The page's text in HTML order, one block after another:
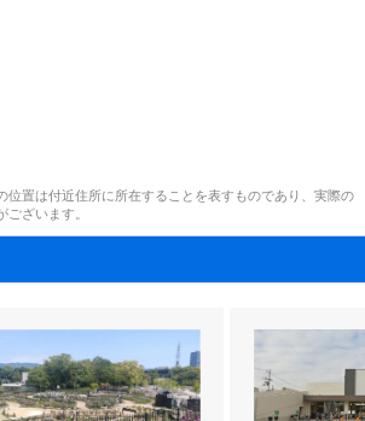
置は付近住所に所在することを表すものであり、実際の
ざいます。